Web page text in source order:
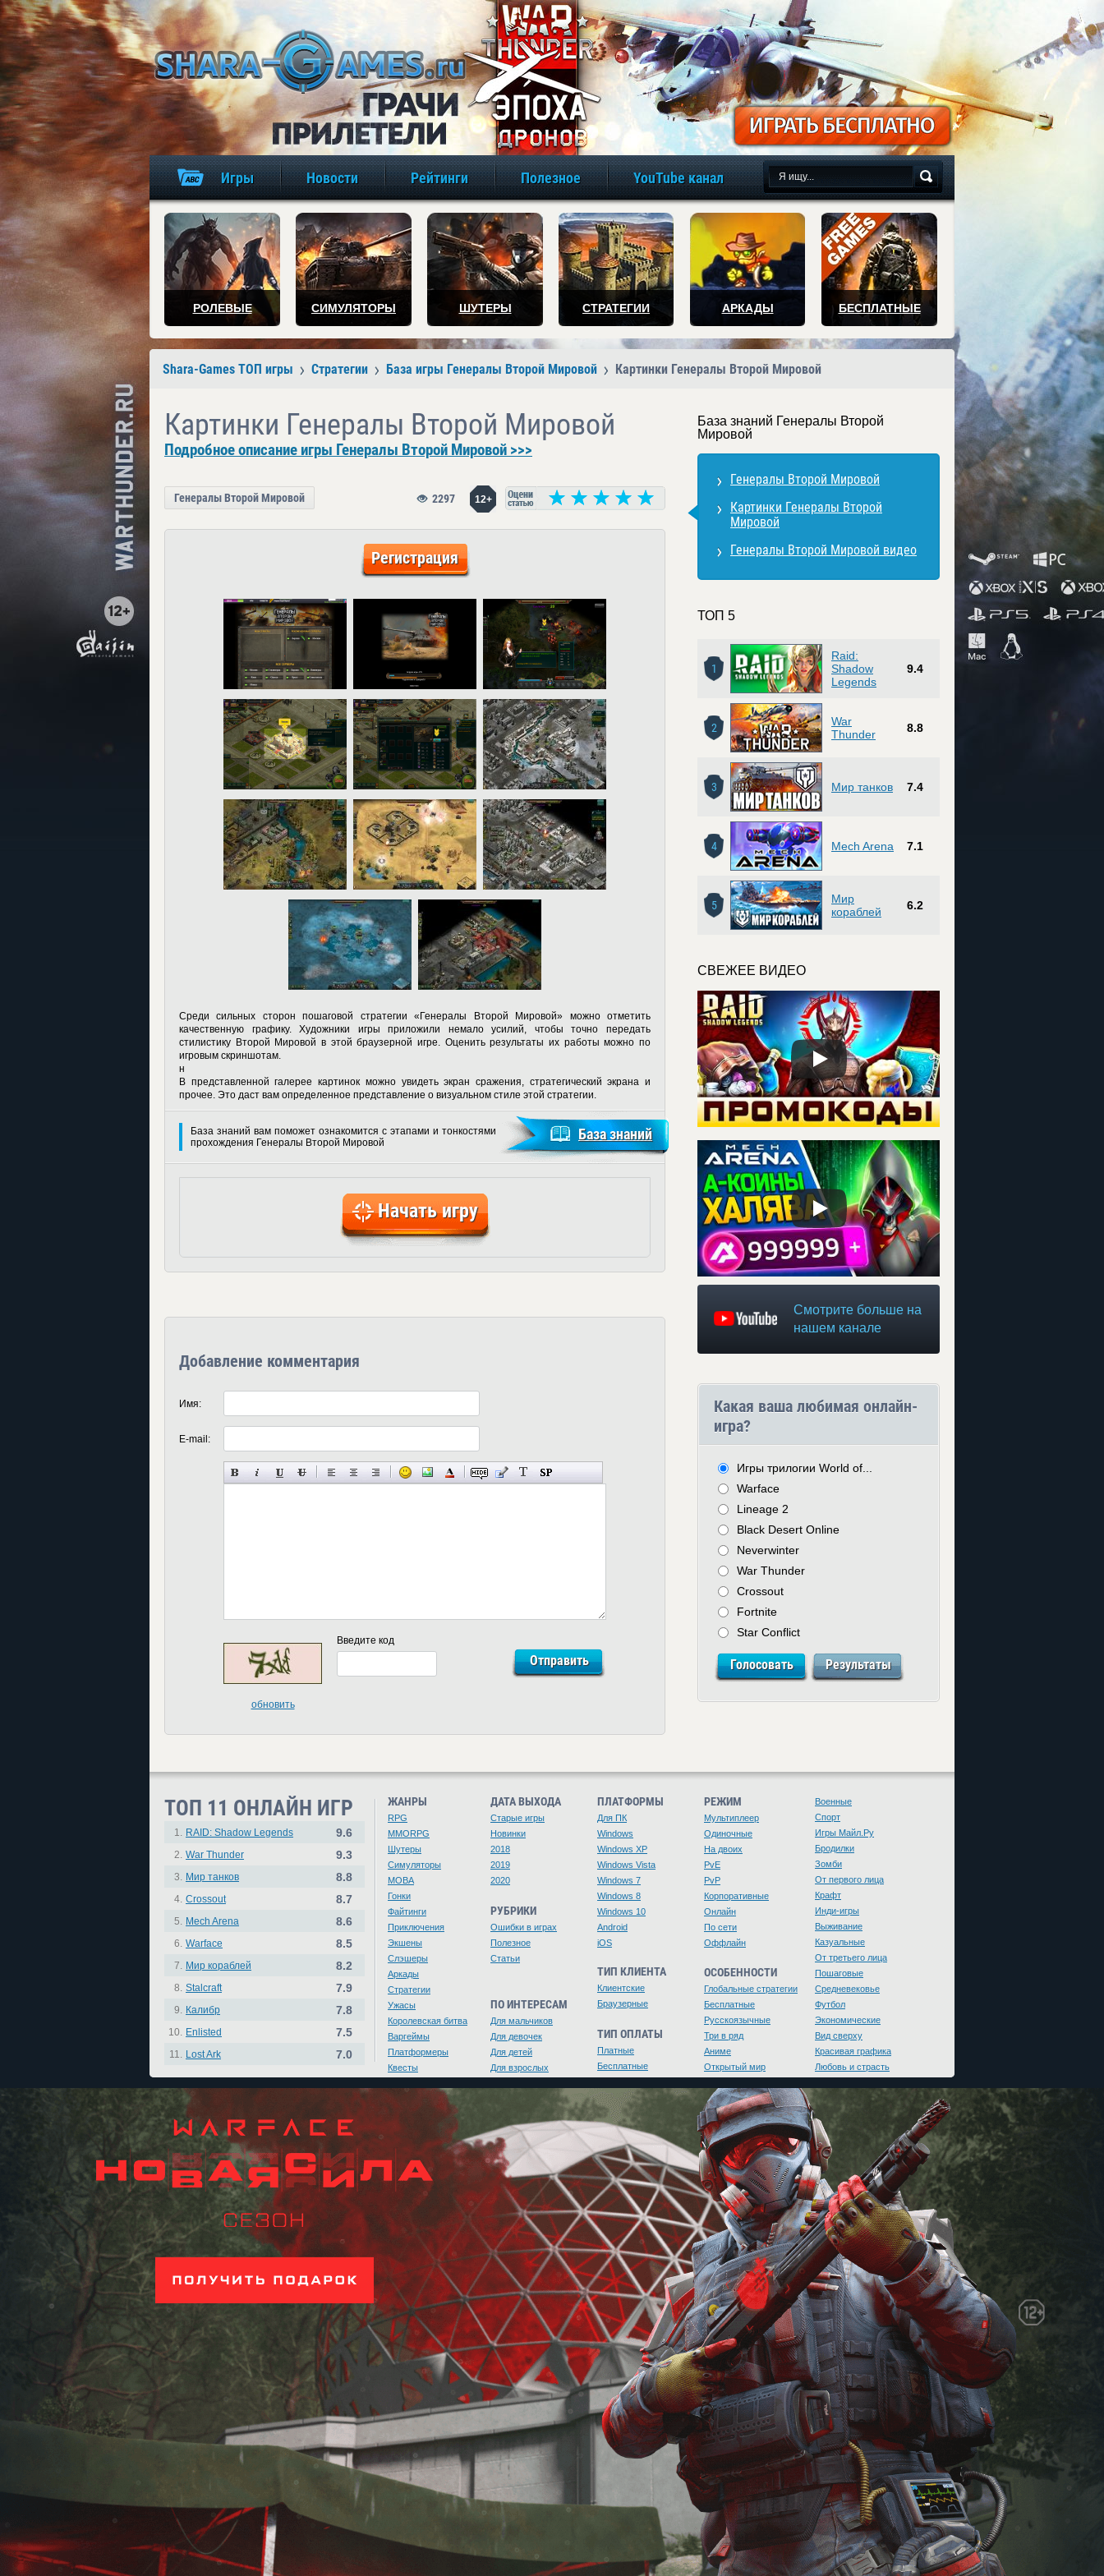
игры онлайн бесплатно
Игры Новости Рейтинги Полезное YouTube канал
РОЛЕВЫЕ СИМУЛЯТОРЫ ШУТЕРЫ СТРАТЕГИИ АРКАДЫ БЕСПЛАТНЫЕ
Shara-Games ТОП игры Стратегии База игры Генералы Второй Мировой Картинки Генералы Второй Мировой
Картинки Генералы Второй Мировой
Подробное описание игры Генералы Второй Мировой >>>
Генералы Второй Мировой 12+
2297
Регистрация
Среди сильных сторон пошаговой стратегии «Генералы Второй Мировой» можно отметить
качественную графику. Художники игры приложили немало усилий, чтобы точно передать
стилистику Второй Мировой в этой браузерной игре. Оценить результаты их работы можно по
игровым скриншотам.
н
В представленной галерее картинок можно увидеть экран сражения, стратегический экрана и
прочее. Это даст вам определенное представление о визуальном стиле этой стратегии.
База знаний вам поможет ознакомится с этапами и тонкостями
прохождения Генералы Второй Мировой
База знаний
Начать игру
Добавление комментария
Имя:
E-mail:
обновить
Введите код
База знаний Генералы Второй
Мировой
Генералы Второй Мировой
Картинки Генералы Второй
Мировой
Генералы Второй Мировой видео
ТОП 5
1
Raid:
Shadow
Legends
9.4
2
War
Thunder
8.8
3 Мир танков 7.4
4 Mech Arena 7.1
5
Мир
кораблей
6.2
СВЕЖЕЕ ВИДЕО
Смотрите больше на
нашем канале
Какая ваша любимая онлайн-
игра?
Игры трилогии World of...
Warface
Lineage 2
Black Desert Online
Neverwinter
War Thunder
Crossout
Fortnite
Star Conflict
ТОП 11 ОНЛАЙН ИГР
1. RAID: Shadow Legends 9.6
2. War Thunder 9.3
3. Мир танков 8.8
4. Crossout 8.7
5. Mech Arena 8.6
6. Warface 8.5
7. Мир кораблей 8.2
8. Stalcraft 7.9
9. Калибр 7.8
10. Enlisted 7.5
11. Lost Ark 7.0
ЖАНРЫ
RPG
MMORPG
Шутеры
Симуляторы
MOBA
Гонки
Файтинги
Приключения
Экшены
Слэшеры
Аркады
Стратегии
Ужасы
Королевская битва
Варгеймы
Платформеры
Квесты
ДАТА ВЫХОДА
Старые игры
Новинки
2018
2019
2020
РУБРИКИ
Ошибки в играх
Полезное
Статьи
ПО ИНТЕРЕСАМ
Для мальчиков
Для девочек
Для детей
Для взрослых
ПЛАТФОРМЫ
Для ПК
Windows
Windows XP
Windows Vista
Windows 7
Windows 8
Windows 10
Android
iOS
ТИП КЛИЕНТА
Клиентские
Браузерные
ТИП ОПЛАТЫ
Платные
Бесплатные
РЕЖИМ
Мультиплеер
Одиночные
На двоих
PvE
PvP
Корпоративные
Онлайн
По сети
Оффлайн
ОСОБЕННОСТИ
Глобальные стратегии
Бесплатные
Русскоязычные
Три в ряд
Аниме
Открытый мир
Военные
Спорт
Игры Майл.Ру
Бродилки
Зомби
От первого лица
Крафт
Инди-игры
Выживание
Казуальные
От третьего лица
Пошаговые
Средневековье
Футбол
Экономические
Вид сверху
Красивая графика
Любовь и страсть